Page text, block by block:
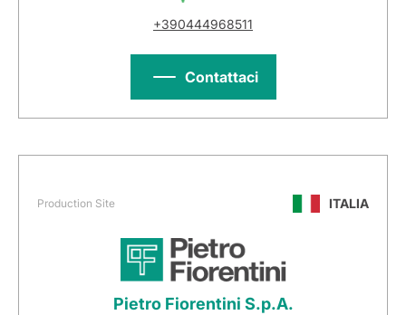
+390444968511
Contattaci
Production Site ITALIA
Pietro Fiorentini S.p.A.